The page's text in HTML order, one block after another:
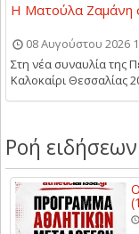
Η Ματούλα Ζαμάνη
08 Αυγούστου 2026
Στη νέα συναυλία της
Καλοκαίρι Θεσσαλίας
Ροή ειδήσεων